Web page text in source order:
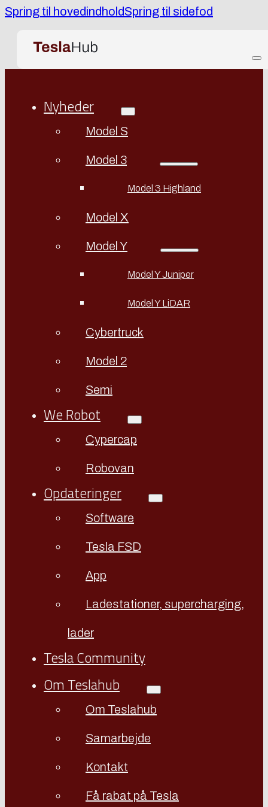
Spring til hovedindholdSpring til sidefod
Nyheder
Model S
Model 3
Model 3 Highland
Model X
Model Y
Model Y Juniper
Model Y LiDAR
Cybertruck
Model 2
Semi
We Robot
Cypercap
Robovan
Opdateringer
Software
Tesla FSD
App
Ladestationer, supercharging,
lader
Tesla Community
Om Teslahub
Om Teslahub
Samarbejde
Kontakt
Få rabat på Tesla